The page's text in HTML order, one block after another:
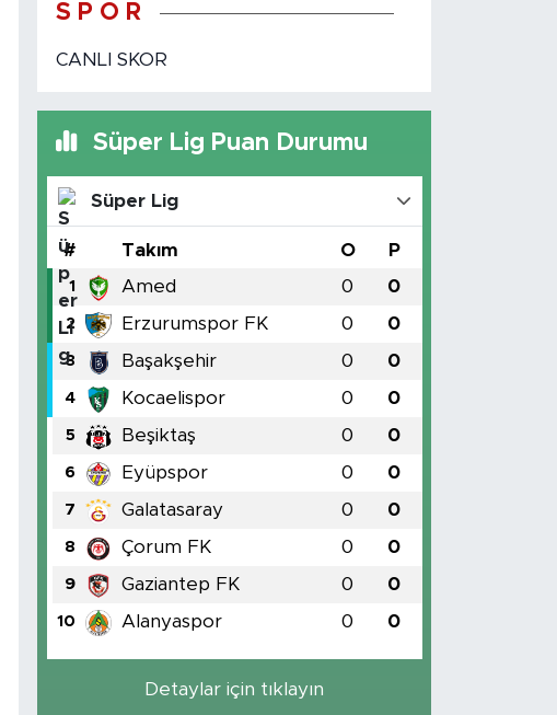
S P O R
CANLI SKOR
Süper Lig Puan Durumu
Süper Lig
# Takım O P
1 Amed 0 0
2 Erzurumspor FK 0 0
3 Başakşehir 0 0
4 Kocaelispor 0 0
5 Beşiktaş 0 0
6 Eyüpspor 0 0
7 Galatasaray 0 0
8 Çorum FK 0 0
9 Gaziantep FK 0 0
10 Alanyaspor 0 0
Detaylar için tıklayın